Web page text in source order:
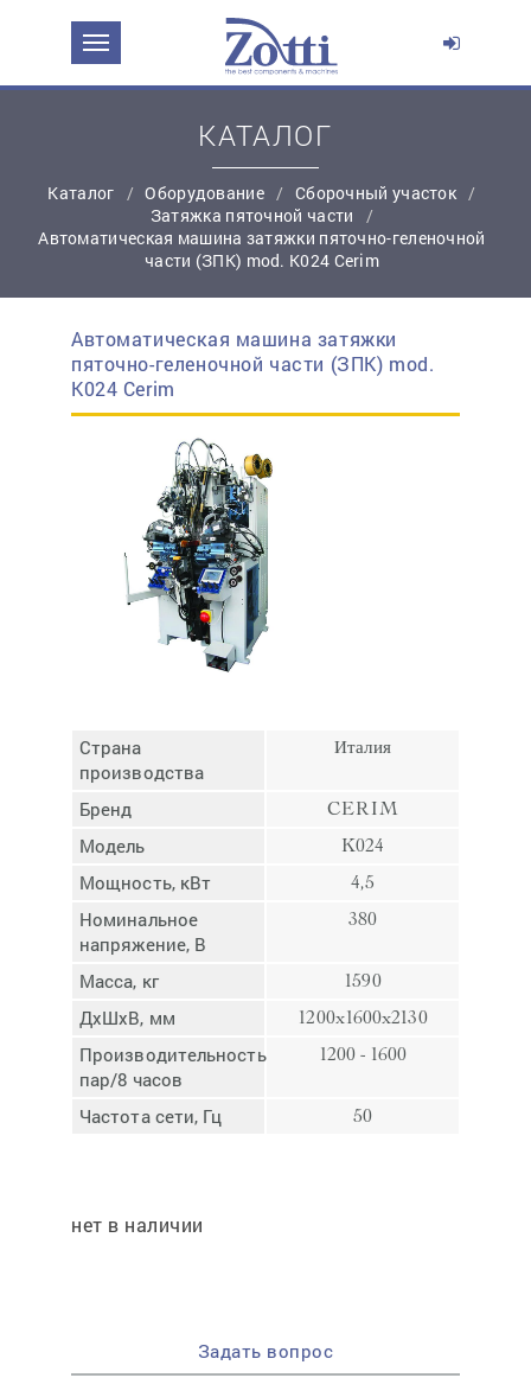
простую регистрацию
КАТАЛОГ
Каталог Оборудование
Сборочный участок
Затяжка пяточной части
Автоматическая машина затяжки пяточно-геленочной
части (ЗПК) mod. K024 Cerim
Автоматическая машина затяжки
пяточно-геленочной части (ЗПК) mod.
K024 Cerim
Страна
производства
Италия
Бренд CERIM
Модель K024
Мощность, кВт 4,5
Номинальное
напряжение, В
380
Масса, кг 1590
ДхШхВ, мм 1200x1600x2130
Производительность,
пар/8 часов
1200 - 1600
Частота сети, Гц 50
нет в наличии
Задать вопрос
ЗАДАТЬ ВОПРОС О ПРОДУКТЕ
Контактный телефон:*
Ваш вопрос: